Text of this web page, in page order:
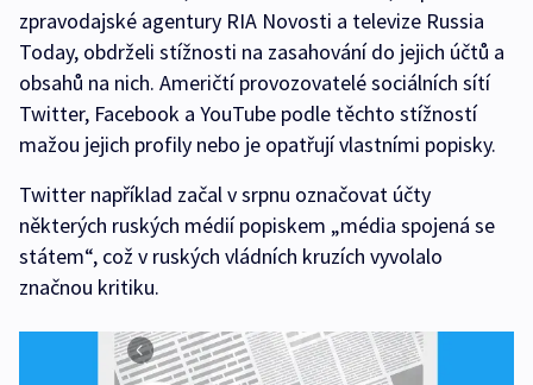
zpravodajské agentury RIA Novosti a televize Russia
Today, obdrželi stížnosti na zasahování do jejich účtů a
obsahů na nich. Američtí provozovatelé sociálních sítí
Twitter, Facebook a YouTube podle těchto stížností
mažou jejich profily nebo je opatřují vlastními popisky.
Twitter například začal v srpnu označovat účty
některých ruských médií popiskem „média spojená se
státem“, což v ruských vládních kruzích vyvolalo
značnou kritiku.